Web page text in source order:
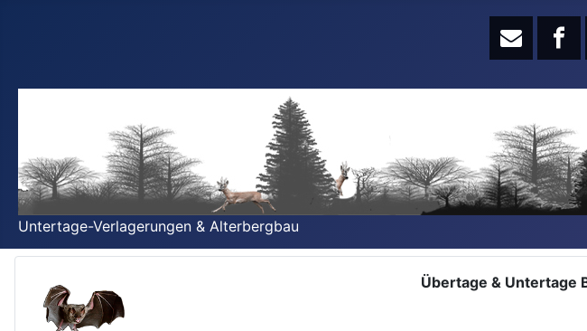
Untertage-Verlagerungen & Alterbergbau
Übertage & Untertage